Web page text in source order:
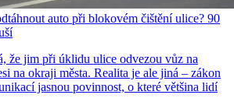
auto při blokovém čištění ulice? 90
že jim při úklidu ulice odvezou vůz na
na okraji města. Realita je ale jiná – zákon
jasnou povinnost, o které většina lidí